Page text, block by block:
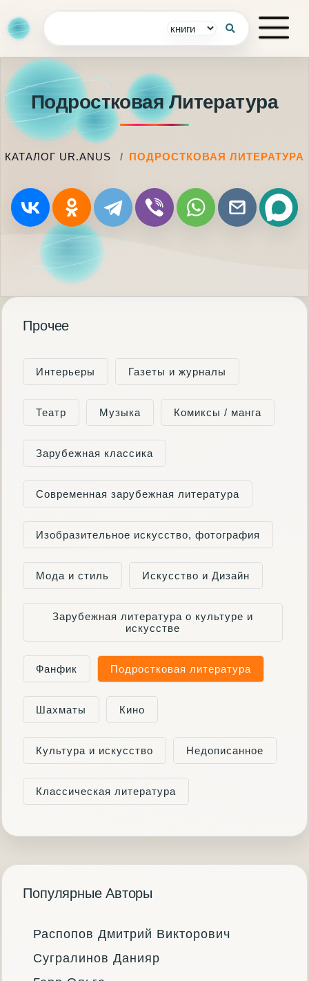
Подростковая Литература
КАТАЛОГ UR.ANUS ПОДРОСТКОВАЯ ЛИТЕРАТУРА
Прочее
Интерьеры Газеты и журналы
Театр Музыка Комиксы / манга
Зарубежная классика
Современная зарубежная литература
Изобразительное искусство, фотография
Мода и стиль Искусство и Дизайн
Зарубежная литература о культуре и
искусстве
Фанфик Подростковая литература
Шахматы Кино
Культура и искусство Недописанное
Классическая литература
Популярные Авторы
Распопов Дмитрий Викторович
Сугралинов Данияр